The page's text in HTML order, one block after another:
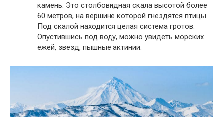
камень. Это столбовидная скала высотой более
60 метров, на вершине которой гнездятся птицы.
Под скалой находится целая система гротов.
Опустившись под воду, можно увидеть морских
ежей, звезд, пышные актинии.